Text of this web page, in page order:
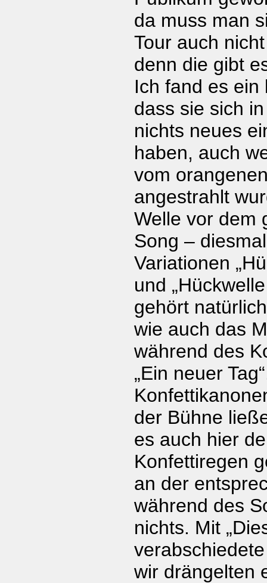
da muss man
Tour auch
denn die gibt
Ich fand es ein
dass sie sich
nichts neues
haben, auch
vom
angestrahlt
Welle vor dem
Song –
Variationen
und
gehört
wie auch das
während des
„Ein neuer
der Bühne
es auch hier
Konfettiregen
an der
während des
nichts. Mit
wir drängelten